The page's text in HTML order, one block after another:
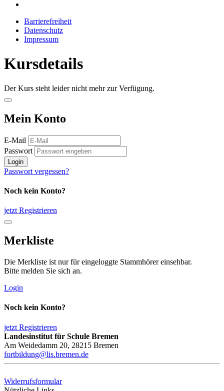
Barrierefreiheit
Datenschutz
Impressum
Kursdetails
Der Kurs steht leider nicht mehr zur Verfügung.
Mein Konto
E-Mail
Passwort
Login
Passwort vergessen?
Noch kein Konto?
jetzt Registrieren
Merkliste
Die Merkliste ist nur für eingeloggte Stammhörer einsehbar.
Bitte melden Sie sich an.
Login
Noch kein Konto?
jetzt Registrieren
Landesinstitut für Schule Bremen
Am Weidedamm 20, 28215 Bremen
fortbildung@lis.bremen.de
Widerrufsformular